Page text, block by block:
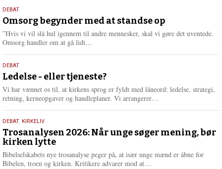
e
r
e
9.
juli
2026
DEBAT
Omsorg begynder med at standse op
”Hvis vi vil slå hul igennem til andre mennesker, skal vi gøre det uventede.
Omsorg handler om at gå lidt…
e
r
e
10.
juni
2026
DEBAT
Ledelse - eller tjeneste?
Vi har vænnet os til, at kirkens sprog er fyldt med låneord: ledelse, strategi,
retning, kerneopgaver og handleplaner. Vi arrangerer…
e
2.
juni
2026
DEBAT, KIRKELIV
Trosanalysen 2026: Når unge søger mening, bør
kirken lytte
Bibelselskabets nye trosanalyse peger på, at især unge mænd er åbne for
Bibelen, troen og kirken. Kritikere advarer mod at…